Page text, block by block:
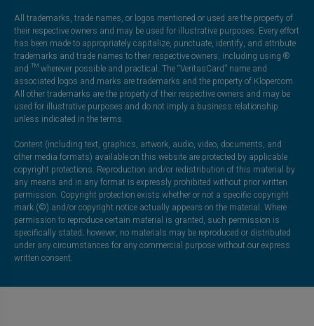
All trademarks, trade names, or logos mentioned or used are the property of
their respective owners and may be used for illustrative purposes. Every effort
has been made to appropriately capitalize, punctuate, identify, and attribute
trademarks and trade names to their respective owners, including using ®
and ™ wherever possible and practical. The “VeritasCard” name and
associated logos and marks are trademarks and the property of Klopercom.
All other trademarks are the property of their respective owners and may be
used for illustrative purposes and do not imply a business relationship
unless indicated in the terms.
Content (including text, graphics, artwork, audio, video, documents, and
other media formats) available on this website are protected by applicable
copyright protections. Reproduction and/or redistribution of this material by
any means and in any format is expressly prohibited without prior written
permission. Copyright protection exists whether or not a specific copyright
mark (©) and/or copyright notice actually appears on the material. Where
permission to reproduce certain material is granted, such permission is
specifically stated; however, no materials may be reproduced or distributed
under any circumstances for any commercial purpose without our express
written consent.